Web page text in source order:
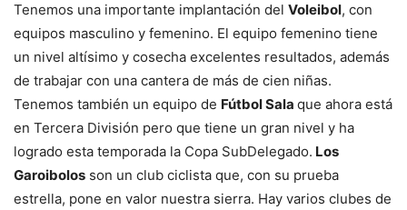
Tenemos una importante implantación del Voleibol, con
equipos masculino y femenino. El equipo femenino tiene
un nivel altísimo y cosecha excelentes resultados, además
de trabajar con una cantera de más de cien niñas.
Tenemos también un equipo de Fútbol Sala que ahora está
en Tercera División pero que tiene un gran nivel y ha
logrado esta temporada la Copa SubDelegado. Los
Garoibolos son un club ciclista que, con su prueba
estrella, pone en valor nuestra sierra. Hay varios clubes de